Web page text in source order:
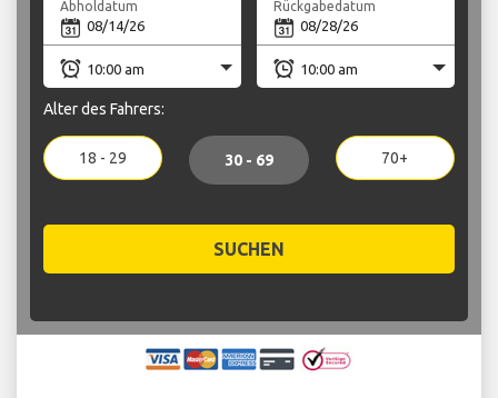
Abholdatum Rückgabedatum
Alter des Fahrers:
18 - 29 30 - 69 70+
SUCHEN